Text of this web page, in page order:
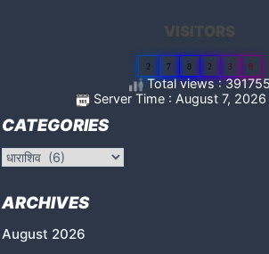
VISITORS
2 7 8 2 3 9
Total views : 391755
Server Time : August 7, 2026
CATEGORIES
Categories
ARCHIVES
August 2026